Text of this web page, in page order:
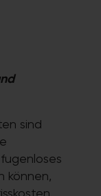
sind
können,